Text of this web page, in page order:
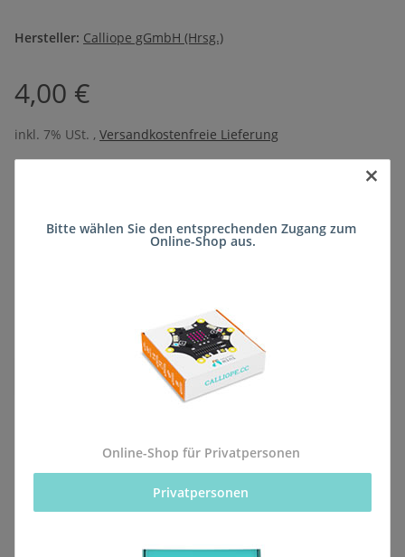
Hersteller: Calliope gGmbH (Hrsg.)
4,00 €
inkl. 7% USt. , Versandkostenfreie Lieferung
Lieferzeit:ca. 5 Wochen(DE - kein
Beschreibung
Alle Bestellungen für dieses Produkt werden direkt an
die Schule (Gymnasium am Römerkastell Alzey)
×
Bitte wählen Sie den entsprechenden Zugang zum
Online-Shop aus.
Online-Shop für Privatpersonen
Privatpersonen